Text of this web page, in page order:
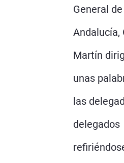
General
Andalucía,
Martín
unas
las
delegados